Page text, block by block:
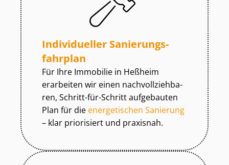
Individueller Sa­nie­rungs­
fahr­plan
Für Ihre Immobilie in Heßheim
erarbeiten wir einen nach­voll­zieh­ba­
ren, Schritt-für-Schritt aufgebauten
Plan für die energetischen Sanierung
– klar priorisiert und praxisnah.